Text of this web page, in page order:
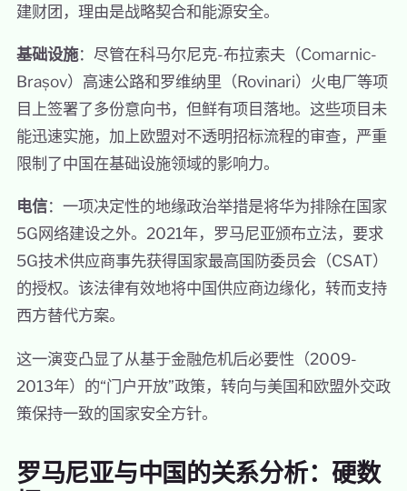
建财团，理由是战略契合和能源安全。
基础设施：尽管在科马尔尼克-布拉索夫（Comarnic-
Brașov）高速公路和罗维纳里（Rovinari）火电厂等项
目上签署了多份意向书，但鲜有项目落地。这些项目未
能迅速实施，加上欧盟对不透明招标流程的审查，严重
限制了中国在基础设施领域的影响力。
电信：一项决定性的地缘政治举措是将华为排除在国家
5G网络建设之外。2021年，罗马尼亚颁布立法，要求
5G技术供应商事先获得国家最高国防委员会（CSAT）
的授权。该法律有效地将中国供应商边缘化，转而支持
西方替代方案。
这一演变凸显了从基于金融危机后必要性（2009-
2013年）的“门户开放”政策，转向与美国和欧盟外交政
策保持一致的国家安全方针。
罗马尼亚与中国的关系分析：硬数